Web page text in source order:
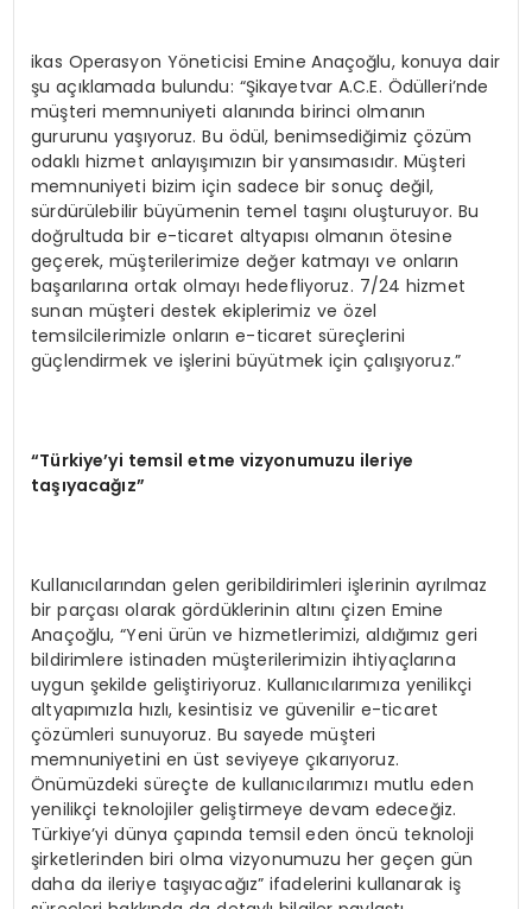
ikas Operasyon Yöneticisi Emine Anaçoğlu, konuya dair
şu açıklamada bulundu: “Şikayetvar A.C.E. Ödülleri’nde
müşteri memnuniyeti alanında birinci olmanın
gururunu yaşıyoruz. Bu ödül, benimsediğimiz çözüm
odaklı hizmet anlayışımızın bir yansımasıdır. Müşteri
memnuniyeti bizim için sadece bir sonuç değil,
sürdürülebilir büyümenin temel taşını oluşturuyor. Bu
doğrultuda bir e-ticaret altyapısı olmanın ötesine
geçerek, müşterilerimize değer katmayı ve onların
başarılarına ortak olmayı hedefliyoruz. 7/24 hizmet
sunan müşteri destek ekiplerimiz ve özel
temsilcilerimizle onların e-ticaret süreçlerini
güçlendirmek ve işlerini büyütmek için çalışıyoruz.”
“Türkiye’yi temsil etme vizyonumuzu ileriye
taşıyacağız”
Kullanıcılarından gelen geribildirimleri işlerinin ayrılmaz
bir parçası olarak gördüklerinin altını çizen Emine
Anaçoğlu, “Yeni ürün ve hizmetlerimizi, aldığımız geri
bildirimlere istinaden müşterilerimizin ihtiyaçlarına
uygun şekilde geliştiriyoruz. Kullanıcılarımıza yenilikçi
altyapımızla hızlı, kesintisiz ve güvenilir e-ticaret
çözümleri sunuyoruz. Bu sayede müşteri
memnuniyetini en üst seviyeye çıkarıyoruz.
Önümüzdeki süreçte de kullanıcılarımızı mutlu eden
yenilikçi teknolojiler geliştirmeye devam edeceğiz.
Türkiye’yi dünya çapında temsil eden öncü teknoloji
şirketlerinden biri olma vizyonumuzu her geçen gün
daha da ileriye taşıyacağız” ifadelerini kullanarak iş